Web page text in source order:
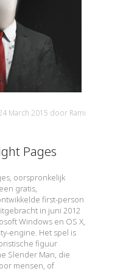
March 2015 door Rami
Pages
oorspronkelijk
gratis,
first-person
in juni 2012
Windows en OS X,
engine. Het spel is
figuur
Slender Man, die
mensen, of